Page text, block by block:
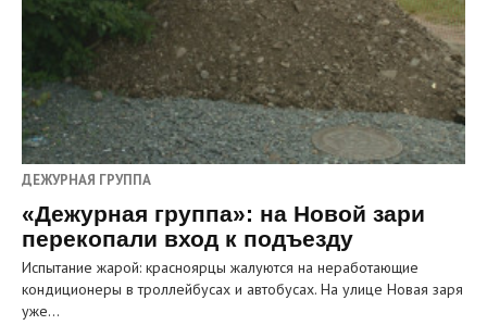
ДЕЖУРНАЯ ГРУППА
«Дежурная группа»: на Новой зари
перекопали вход к подъезду
Испытание жарой: красноярцы жалуются на неработающие
кондиционеры в троллейбусах и автобусах. На улице Новая заря
уже…